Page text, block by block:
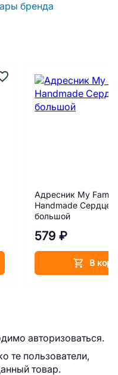
бренда
Адресник My
Handmade Сердце
большой
579 ₽
В
авторизоваться.
те пользователи,
товар.